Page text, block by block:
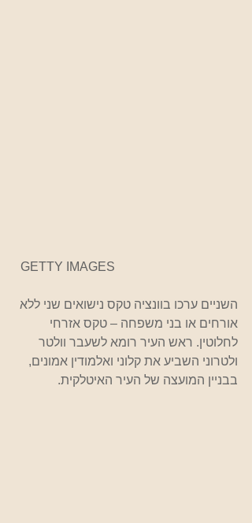
  GETTY IMAGES
השניים ערכו בוונציה טקס נישואים שני ללא
אורחים או בני משפחה – טקס אזרחי
לחלוטין. ראש העיר רומא לשעבר וולטר
ולטרוני השביע את קלוני ואלמודין אמונים,
בבניין המועצה של העיר האיטלקית.